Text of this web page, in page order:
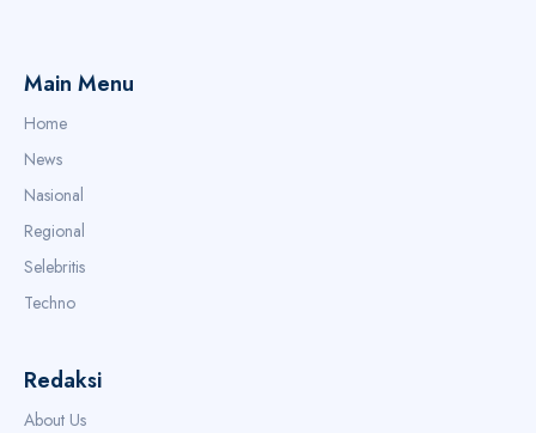
Main Menu
Home
News
Nasional
Regional
Selebritis
Techno
Redaksi
About Us